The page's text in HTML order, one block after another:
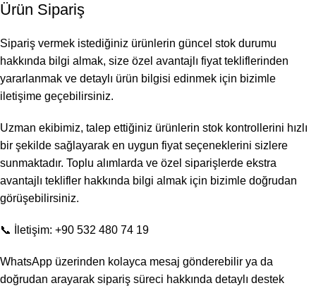
Ürün Sipariş
Sipariş vermek istediğiniz ürünlerin güncel stok durumu
hakkında bilgi almak, size özel avantajlı fiyat tekliflerinden
yararlanmak ve detaylı ürün bilgisi edinmek için bizimle
iletişime geçebilirsiniz.
Uzman ekibimiz, talep ettiğiniz ürünlerin stok kontrollerini hızlı
bir şekilde sağlayarak en uygun fiyat seçeneklerini sizlere
sunmaktadır. Toplu alımlarda ve özel siparişlerde ekstra
avantajlı teklifler hakkında bilgi almak için bizimle doğrudan
görüşebilirsiniz.
📞 İletişim: +90 532 480 74 19
WhatsApp üzerinden kolayca mesaj gönderebilir ya da
doğrudan arayarak sipariş süreci hakkında detaylı destek